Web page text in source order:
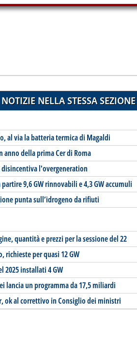
NOTIZIE NELLA STESSA SEZIONE
al via la batteria termica di Magaldi
anno della prima Cer di Roma
disincentiva l'overgeneration
9,6 GW rinnovabili e 4,3 GW accumuli
punta sull’idrogeno da rifiuti
quantità e prezzi per la sessione del 22
richieste per quasi 12 GW
2025 installati 4 GW
lancia un programma da 17,5 miliardi
ok al correttivo in Consiglio dei ministri